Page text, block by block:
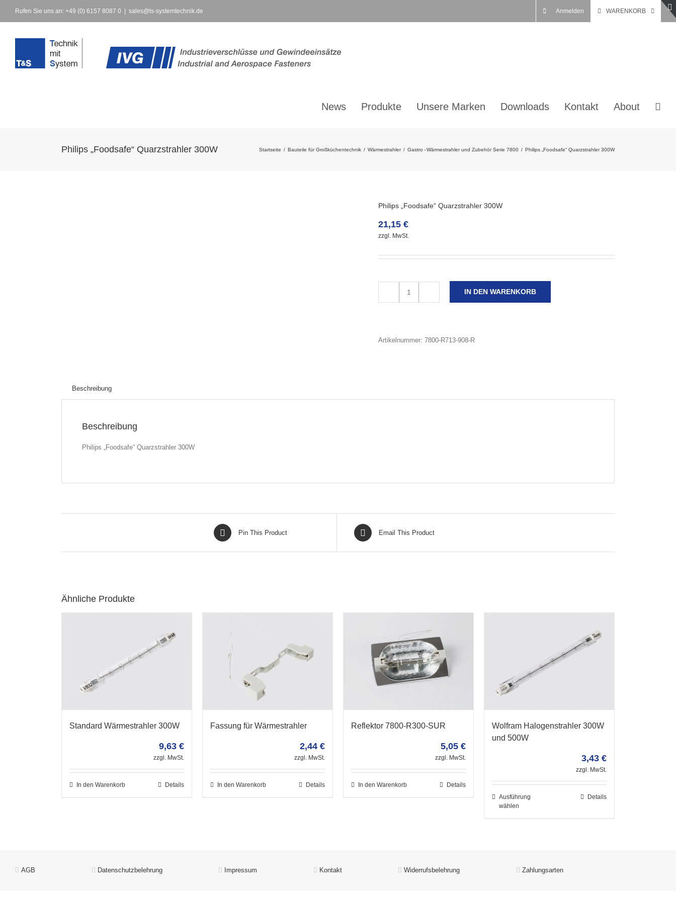
Rufen Sie uns an: +49 (0) 6157 8087 0 sales@ts-systemtechnik.de Anmelden WARENKORB
News Produkte Unsere Marken Downloads Kontakt About
Philips „Foodsafe“ Quarzstrahler 300W Startseite / Bauteile für Großküchentechnik / Wärmestrahler / Gastro - Wärmestrahler und Zubehör Serie 7800 / Philips „Foodsafe“ Quarzstrahler 300W
Philips „Foodsafe“ Quarzstrahler 300W
21,15 €
zzgl. MwSt.
IN DEN WARENKORB
Artikelnummer: 7800-R713-908-R
Beschreibung
Beschreibung
Philips „Foodsafe“ Quarzstrahler 300W
Pin This Product Email This Product
Ähnliche Produkte
Standard Wärmestrahler 300W
9,63 €
zzgl. MwSt.
In den Warenkorb Details
Fassung für Wärmestrahler
2,44 €
zzgl. MwSt.
In den Warenkorb Details
Reflektor 7800-R300-SUR
5,05 €
zzgl. MwSt.
In den Warenkorb Details
Wolfram Halogenstrahler 300W
und 500W
3,43 €
zzgl. MwSt.
Ausführung
wählen
Details
AGB Datenschutzbelehrung Impressum Kontakt Widerrufsbelehrung Zahlungsarten